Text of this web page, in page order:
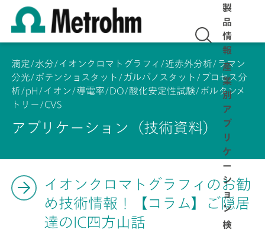
製
品
情
報
産
業
別
ア
プ
リ
ケ
ー
シ
ョ
ン
検
滴定/水分/イオンクロマトグラフィ/近赤外分析/ラマン
分光/ポテンショスタット/ガルバノスタット/プロセス分
析/pH/イオン/導電率/DO/酸化安定性試験/ボルタンメ
トリー/CVS
アプリケーション（技術資料）
イオンクロマトグラフィのお勧
め技術情報！【コラム】ご隠居
達のIC四方山話